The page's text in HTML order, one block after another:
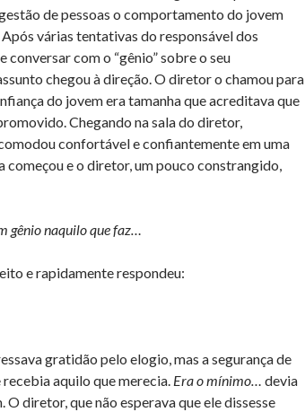
de pessoas o comportamento do jovem
várias tentativas do responsável dos
conversar com o “gênio” sobre o seu
chegou à direção. O diretor o chamou para
do jovem era tamanha que acreditava que
Chegando na sala do diretor,
confortável e confiantemente em uma
começou e o diretor, um pouco constrangido,
gênio naquilo que faz…
e rapidamente respondeu:
gratidão pelo elogio, mas a segurança de
aquilo que merecia. Era o mínimo… devia
O diretor, que não esperava que ele dissesse